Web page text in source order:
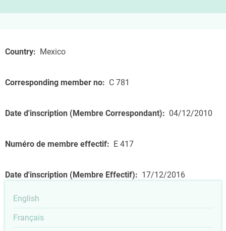
Country Mexico
Corresponding member no C 781
Date d'inscription (Membre Correspondant) 04/12/2010
Numéro de membre effectif E 417
Date d'inscription (Membre Effectif) 17/12/2016
English
Français